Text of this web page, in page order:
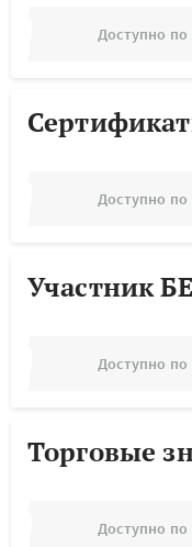
Доступно по
Доступно по
Участник
Доступно по
Торговые
Доступно по